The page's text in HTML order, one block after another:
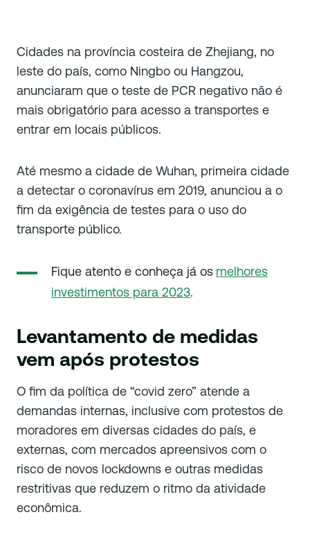
Cidades na província costeira de Zhejiang, no
leste do país, como Ningbo ou Hangzou,
anunciaram que o teste de PCR negativo não é
mais obrigatório para acesso a transportes e
entrar em locais públicos.
Até mesmo a cidade de Wuhan, primeira cidade
a detectar o coronavírus em 2019, anunciou a o
fim da exigência de testes para o uso do
transporte público.
Fique atento e conheça já os melhores
investimentos para 2023.
Levantamento de medidas
vem após protestos
O fim da política de “covid zero” atende a
demandas internas, inclusive com protestos de
moradores em diversas cidades do país, e
externas, com mercados apreensivos com o
risco de novos lockdowns e outras medidas
restritivas que reduzem o ritmo da atividade
econômica.